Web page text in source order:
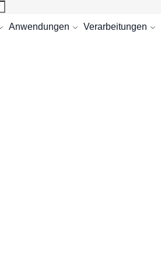
Anwendungen Verarbeitungen